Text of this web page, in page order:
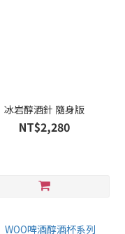
冰岩醇酒針 隨身版
NT$2,280